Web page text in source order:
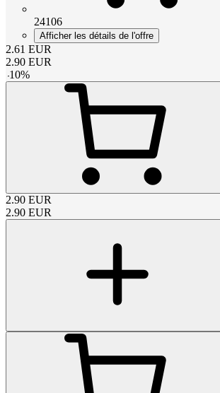
24106
Afficher les détails de l'offre
2.61 EUR
2.90 EUR
-10%
2.90 EUR
2.90 EUR